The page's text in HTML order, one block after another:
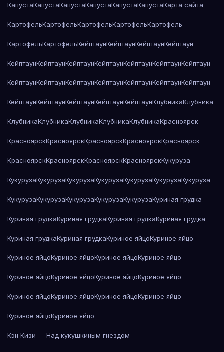
КапустаКапустаКапустаКапустаКапустаКапустаКарта сайта
КартофельКартофельКартофельКартофельКартофель
КартофельКартофельКейптаунКейптаунКейптаунКейптаун
КейптаунКейптаунКейптаунКейптаунКейптаунКейптаунКейптаун
КейптаунКейптаунКейптаунКейптаунКейптаунКейптаунКейптаун
КейптаунКейптаунКейптаунКейптаунКейптаунКлубникаКлубника
КлубникаКлубникаКлубникаКлубникаКлубникаКрасноярск
КрасноярскКрасноярскКрасноярскКрасноярскКрасноярск
КрасноярскКрасноярскКрасноярскКрасноярскКукуруза
КукурузаКукурузаКукурузаКукурузаКукурузаКукурузаКукуруза
КукурузаКукурузаКукурузаКукурузаКукурузаКуриная грудка
Куриная грудкаКуриная грудкаКуриная грудкаКуриная грудка
Куриная грудкаКуриная грудкаКуриное яйцоКуриное яйцо
Куриное яйцоКуриное яйцоКуриное яйцоКуриное яйцо
Куриное яйцоКуриное яйцоКуриное яйцоКуриное яйцо
Куриное яйцоКуриное яйцоКуриное яйцоКуриное яйцо
Куриное яйцоКуриное яйцо
Кэн Кизи — Над кукушкиным гнездом